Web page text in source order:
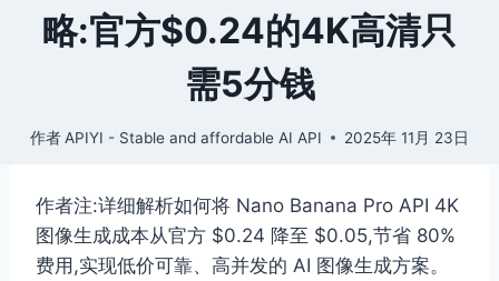
略:官方$0.24的4K高清只
需5分钱
作者 APIYI - Stable and affordable AI API 2025年 11月 23日
作者注:详细解析如何将 Nano Banana Pro API 4K
图像生成成本从官方 $0.24 降至 $0.05,节省 80%
费用,实现低价可靠、高并发的 AI 图像生成方案。